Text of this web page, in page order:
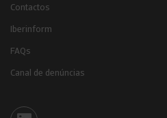
Contactos
Iberinform
FAQs
Canal de denúncias